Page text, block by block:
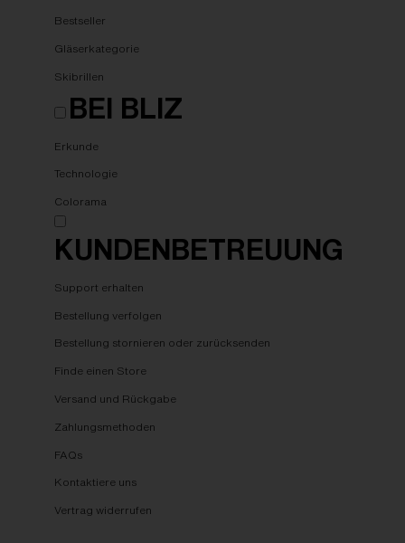
Bestseller
Gläserkategorie
Skibrillen
BEI BLIZ
Erkunde
Technologie
Colorama
KUNDENBETREUUNG
Support erhalten
Bestellung verfolgen
Bestellung stornieren oder zurücksenden
Finde einen Store
Versand und Rückgabe
Zahlungsmethoden
FAQs
Kontaktiere uns
Vertrag widerrufen